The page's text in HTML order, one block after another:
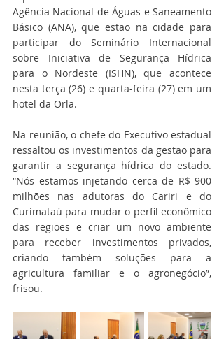
Agência Nacional de Águas e Saneamento
Básico (ANA), que estão na cidade para
participar do Seminário Internacional
sobre Iniciativa de Segurança Hídrica
para o Nordeste (ISHN), que acontece
nesta terça (26) e quarta-feira (27) em um
hotel da Orla.
Na reunião, o chefe do Executivo estadual
ressaltou os investimentos da gestão para
garantir a segurança hídrica do estado.
“Nós estamos injetando cerca de R$ 900
milhões nas adutoras do Cariri e do
Curimataú para mudar o perfil econômico
das regiões e criar um novo ambiente
para receber investimentos privados,
criando também soluções para a
agricultura familiar e o agronegócio”,
frisou.